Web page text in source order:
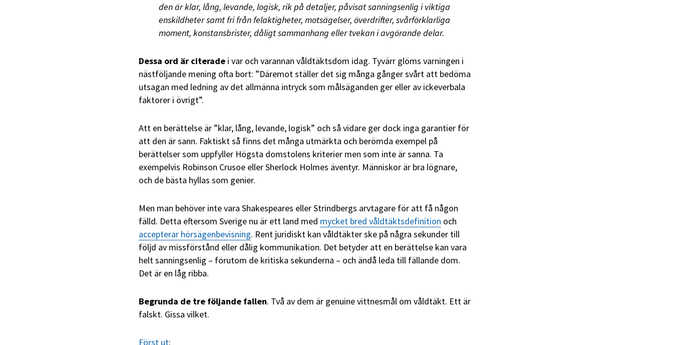
den är klar, lång, levande, logisk, rik på detaljer, påvisat sanningsenlig i viktiga
enskildheter samt fri från felaktigheter, motsägelser, överdrifter, svårförklarliga
moment, konstansbrister, dåligt sammanhang eller tvekan i avgörande delar.
Dessa ord är citerade i var och varannan våldtäktsdom idag. Tyvärr glöms varningen i
nästföljande mening ofta bort: ”Däremot ställer det sig många gånger svårt att bedöma
utsagan med ledning av det allmänna intryck som målsäganden ger eller av ickeverbala
faktorer i övrigt”.
Att en berättelse är ”klar, lång, levande, logisk” och så vidare ger dock inga garantier för
att den är sann. Faktiskt så finns det många utmärkta och berömda exempel på
berättelser som uppfyller Högsta domstolens kriterier men som inte är sanna. Ta
exempelvis Robinson Crusoe eller Sherlock Holmes äventyr. Människor är bra lögnare,
och de bästa hyllas som genier.
Men man behöver inte vara Shakespeares eller Strindbergs arvtagare för att få någon
fälld. Detta eftersom Sverige nu är ett land med mycket bred våldtäktsdefinition och
accepterar hörsägenbevisning. Rent juridiskt kan våldtäkter ske på några sekunder till
följd av missförstånd eller dålig kommunikation. Det betyder att en berättelse kan vara
helt sanningsenlig – förutom de kritiska sekunderna – och ändå leda till fällande dom.
Det är en låg ribba.
Begrunda de tre följande fallen. Två av dem är genuine vittnesmål om våldtäkt. Ett är
falskt. Gissa vilket.
Först ut: